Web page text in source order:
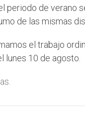
periodo de verano
de las mismas
el trabajo
lunes 10 de agosto.